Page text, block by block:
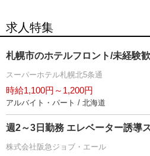
求人特集
札幌市のホテルフロント/未経験
スーパーホテル札幌北5条通
時給1,100円～1,200円
アルバイト・パート / 北海道
週2～3日勤務 エレベーター誘導
株式会社阪急ジョブ・エール